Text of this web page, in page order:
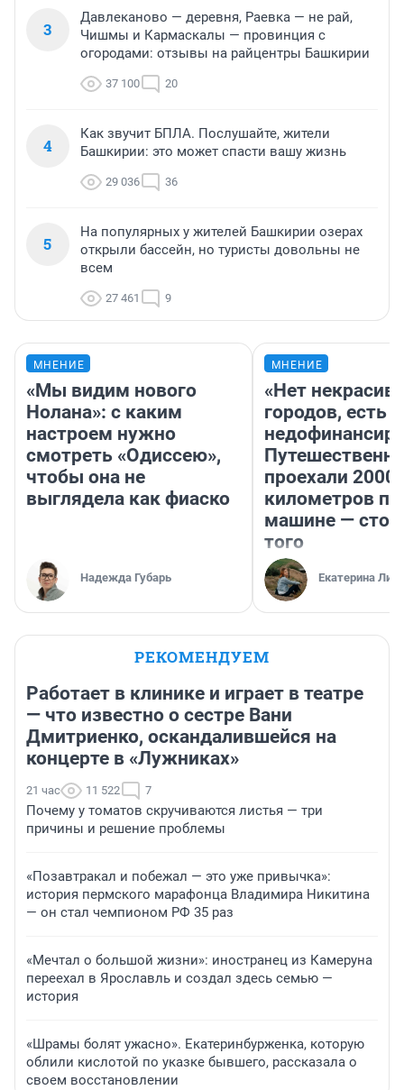
3
Давлеканово — деревня, Раевка — не рай,
Чишмы и Кармаскалы — провинция с
огородами: отзывы на райцентры Башкирии
37 100 20
4
Как звучит БПЛА. Послушайте, жители
Башкирии: это может спасти вашу жизнь
29 036 36
5
На популярных у жителей Башкирии озерах
открыли бассейн, но туристы довольны не
всем
27 461 9
МНЕНИЕ
«Мы видим нового
Нолана»: с каким
настроем нужно
смотреть «Одиссею»,
чтобы она не
выглядела как фиаско
Надежда Губарь
МНЕНИЕ
«Нет
городов, есть
проехали 2000
километров по
машине —
того
Екатерина
РЕКОМЕНДУЕМ
Работает в клинике и играет в театре
— что известно о сестре Вани
Дмитриенко, оскандалившейся на
концерте в «Лужниках»
21 час 11 522 7
Почему у томатов скручиваются листья — три
причины и решение проблемы
«Позавтракал и побежал — это уже привычка»:
история пермского марафонца Владимира Никитина
— он стал чемпионом РФ 35 раз
«Мечтал о большой жизни»: иностранец из Камеруна
переехал в Ярославль и создал здесь семью —
история
«Шрамы болят ужасно». Екатеринбурженка, которую
облили кислотой по указке бывшего, рассказала о
своем восстановлении